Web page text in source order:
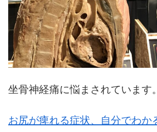
坐骨神経痛に悩まされています。
お尻が痺れる症状、自分でわか